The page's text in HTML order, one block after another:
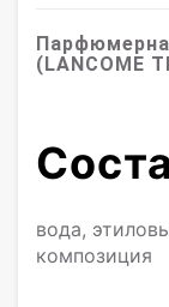
(LANCOME
вода,
композиция